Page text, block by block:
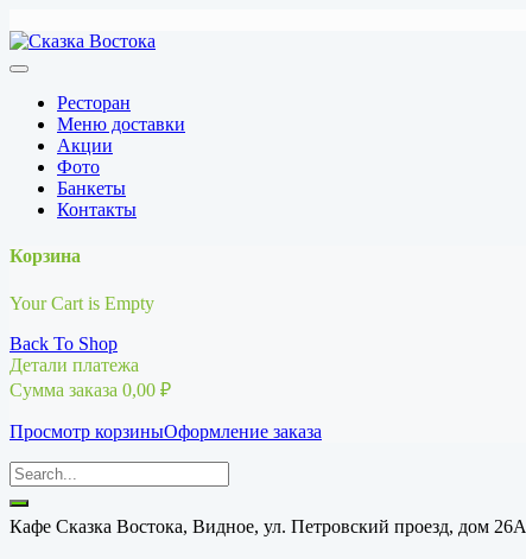
Перейти
к
Ресторан
Меню доставки
Акции
Фото
Банкеты
Контакты
Корзина
Your Cart is Empty
Back To Shop
Детали платежа
Сумма заказа 0,00 ₽
Просмотр корзиныОформление заказа
Кафе Сказка Востока, Видное, ул. Петровский проезд, дом 26А